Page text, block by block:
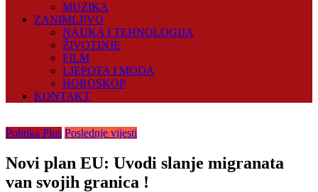
MUZIKA
ZANIMLJIVO
NAUKA I TEHNOLOGIJA
ŽIVOTINJE
FILM
LJEPOTA I MODA
HOROSKOP
KONTAKT
Politika Plus Poslednje vijesti
Novi plan EU: Uvodi slanje migranata
van svojih granica !